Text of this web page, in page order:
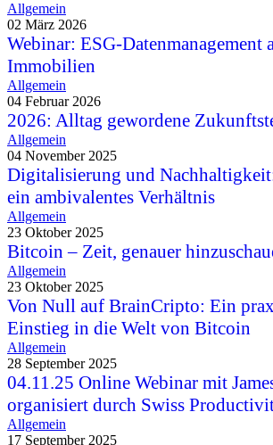
Allgemein
02 März 2026
Webinar: ESG-Datenmanagement
Immobilien
Allgemein
04 Februar 2026
2026: Alltag gewordene
Allgemein
04 November 2025
Digitalisierung und
ein ambivalentes Verhältnis
Allgemein
23 Oktober 2025
Bitcoin – Zeit, genauer
Allgemein
23 Oktober 2025
Von Null auf BrainCripto: Ein
Einstieg in die Welt von Bitcoin
Allgemein
28 September 2025
04.11.25 Online Webinar mit
organisiert durch Swiss
Allgemein
17 September 2025